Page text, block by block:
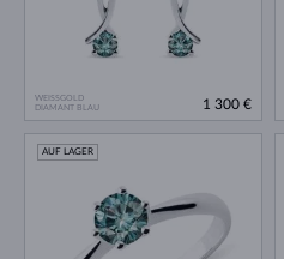
WEISSGOLD
DIAMANT BLAU
1 300 €
AUF LAGER